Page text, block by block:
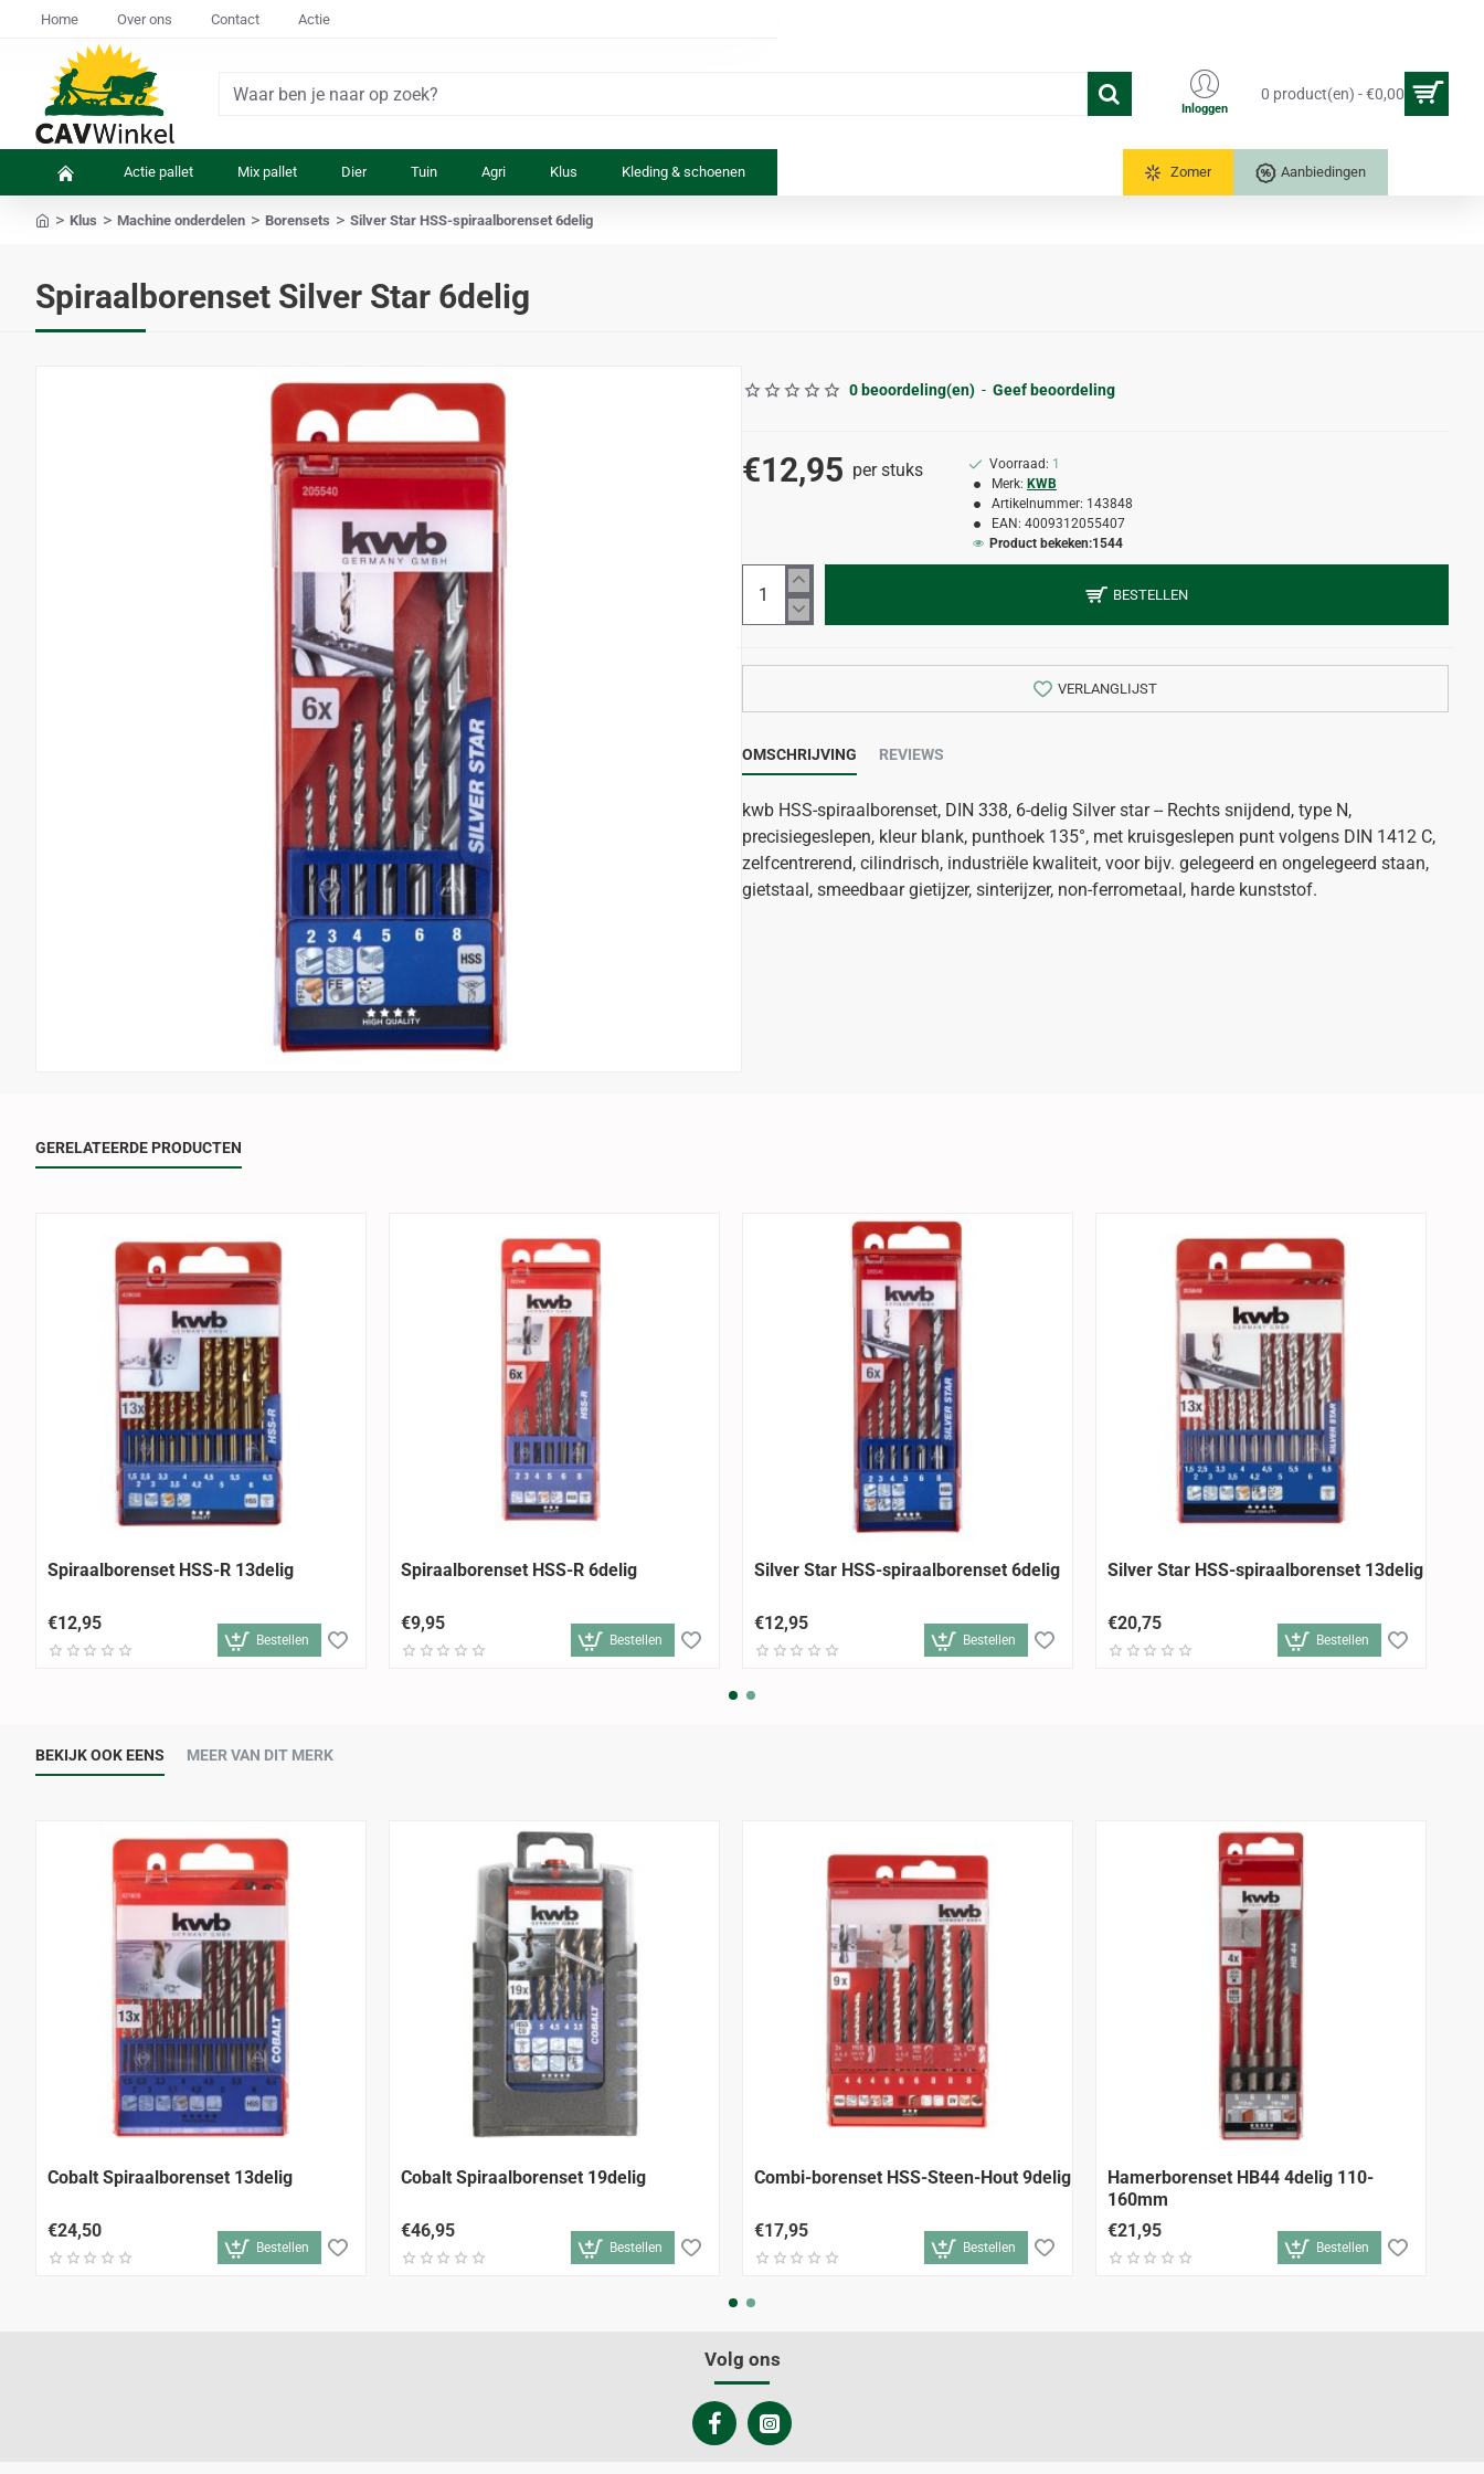
Home Over ons Contact Actie
Waar
op
Inloggen
0 product(en) - €0,00
Actie pallet Mix pallet Dier Tuin Agri Klus Kleding & schoenen Zomer Aanbiedingen
Spiraalborenset Silver Star 6delig
Klus Machine onderdelen Borensets Silver Star HSS-spiraalborenset 6delig
0 beoordeling(en) - Geef beoordeling
€12,95 per stuks Voorraad: 1
Merk: KWB
Artikelnummer: 143848
EAN: 4009312055407
Product bekeken:1544
BESTELLEN
VERLANGLIJST
OMSCHRIJVING REVIEWS
kwb HSS-spiraalborenset, DIN 338, 6-delig Silver star -- Rechts snijdend, type N,
precisiegeslepen, kleur blank, punthoek 135°, met kruisgeslepen punt volgens DIN 1412 C,
zelfcentrerend, cilindrisch, industriële kwaliteit, voor bijv. gelegeerd en ongelegeerd staan,
gietstaal, smeedbaar gietijzer, sinterijzer, non-ferrometaal, harde kunststof.
GERELATEERDE PRODUCTEN
Spiraalborenset HSS-R 13delig
€12,95
Bestellen
Spiraalborenset HSS-R 6delig
€9,95
Bestellen
Silver Star HSS-spiraalborenset 6delig
€12,95
Bestellen
Silver Star HSS-spiraalborenset 13delig
€20,75
Bestellen
BEKIJK OOK EENS MEER VAN DIT MERK
Cobalt Spiraalborenset 13delig
€24,50
Bestellen
Cobalt Spiraalborenset 19delig
€46,95
Bestellen
Combi-borenset HSS-Steen-Hout 9delig
€17,95
Bestellen
Hamerborenset HB44 4delig 110-
160mm
€21,95
Bestellen
Volg ons